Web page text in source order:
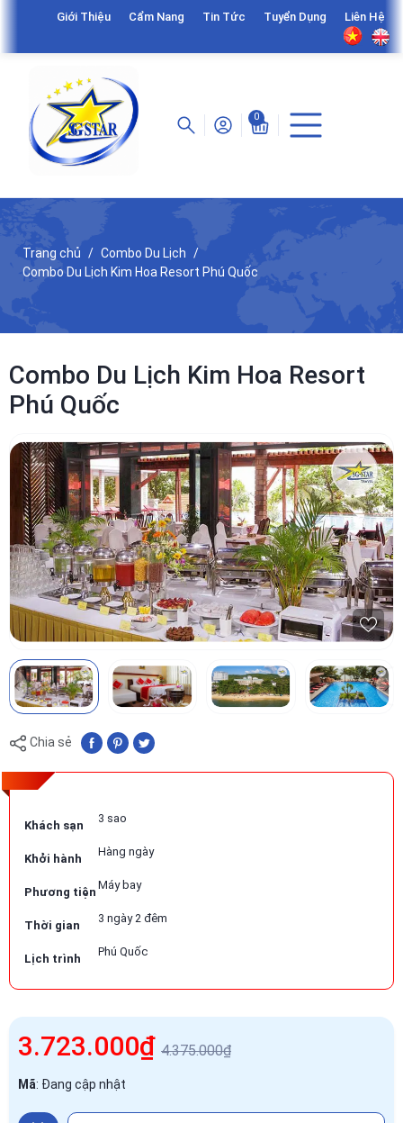
Giới Thiệu Cẩm Nang Tin Tức Tuyển Dụng Liên Hệ
0
Trang chủ
Combo Du Lịch
Combo Du Lịch Kim Hoa Resort Phú Quốc
Combo Du Lịch Kim Hoa Resort
Phú Quốc
Chia sẻ
Khách sạn
3 sao
Khởi hành
Hàng ngày
Phương tiện
Máy bay
Thời gian
3 ngày 2 đêm
Lịch trình
Phú Quốc
3.723.000₫ 4.375.000₫
Mã: Đang cập nhật